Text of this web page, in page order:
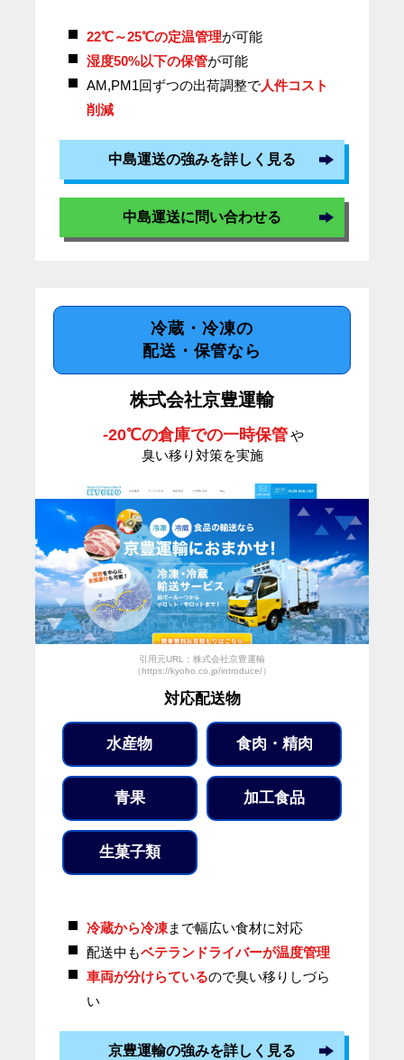
22℃～25℃の定温管理が可能
湿度50%以下の保管が可能
AM,PM1回ずつの出荷調整で人件コスト
削減
中島運送の強みを詳しく見る
中島運送に問い合わせる
冷蔵・冷凍の
配送・保管なら
株式会社京豊運輸
-20℃の倉庫での一時保管や
臭い移り対策を実施
引用元URL：株式会社京豊運輸
（https://kyoho.co.jp/introduce/）
対応配送物
水産物 食肉・精肉
青果 加工食品
生菓子類
冷蔵から冷凍まで幅広い食材に対応
配送中もベテランドライバーが温度管理
車両が分けらているので臭い移りしづら
い
京豊運輸の強みを詳しく見る